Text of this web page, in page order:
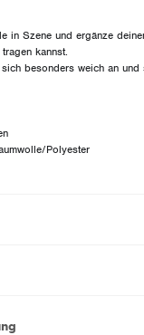
in Szene und ergänze
kannst.
besonders weich an
- Zusammensetzung Detail : Baumwolle/Polyester